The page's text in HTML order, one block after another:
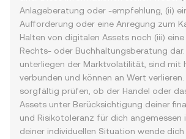
Anlageberatung oder -empfehlung, (ii)
Aufforderung oder eine Anregung zum
Halten von digitalen Assets noch (iii) eine
Rechts- oder Buchhaltungsberatung
unterliegen der Marktvolatilität, sind mit
verbunden und können an Wert
sorgfältig prüfen, ob der Handel oder
Assets unter Berücksichtigung deiner
und Risikotoleranz für dich angemessen
deiner individuellen Situation wende